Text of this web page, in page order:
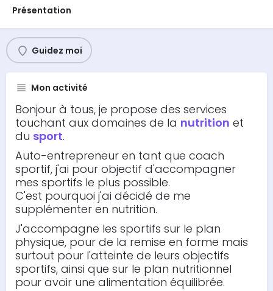
Présentation
Guidez moi
Mon activité
Bonjour à tous, je propose des services
touchant aux domaines de la nutrition et
du sport.
Auto-entrepreneur en tant que coach
sportif, j'ai pour objectif d'accompagner
mes sportifs le plus possible.
C'est pourquoi j'ai décidé de me
supplémenter en nutrition.
J'accompagne les sportifs sur le plan
physique, pour de la remise en forme mais
surtout pour l'atteinte de leurs objectifs
sportifs, ainsi que sur le plan nutritionnel
pour avoir une alimentation équilibrée.